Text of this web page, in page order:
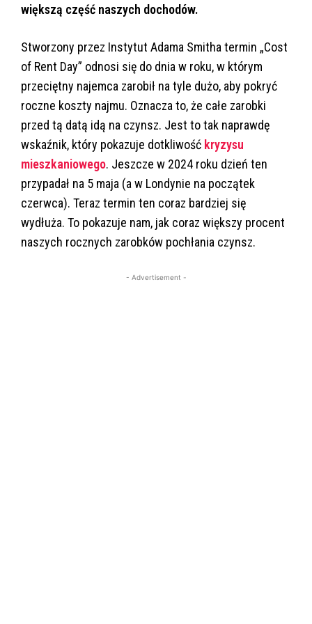
większą część naszych dochodów.
Stworzony przez Instytut Adama Smitha termin „Cost
of Rent Day” odnosi się do dnia w roku, w którym
przeciętny najemca zarobił na tyle dużo, aby pokryć
roczne koszty najmu. Oznacza to, że całe zarobki
przed tą datą idą na czynsz. Jest to tak naprawdę
wskaźnik, który pokazuje dotkliwość kryzysu
mieszkaniowego. Jeszcze w 2024 roku dzień ten
przypadał na 5 maja (a w Londynie na początek
czerwca). Teraz termin ten coraz bardziej się
wydłuża. To pokazuje nam, jak coraz większy procent
naszych rocznych zarobków pochłania czynsz.
- Advertisement -